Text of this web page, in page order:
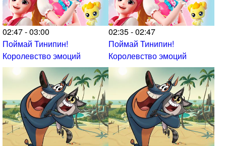
02:47 - 03:00
Поймай Тинипин!
Королевство эмоций
02:35 - 02:47
Поймай Тинипин!
Королевство эмоций